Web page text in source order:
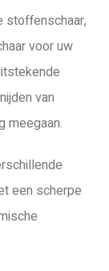
stoffenschaar,
voor uw
van
meegaan.
een scherpe